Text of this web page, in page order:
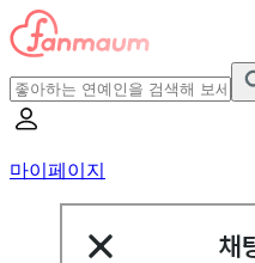
마이페이지